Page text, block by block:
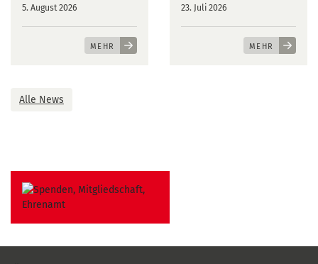
5. August 2026
MEHR
23. Juli 2026
MEHR
Alle News